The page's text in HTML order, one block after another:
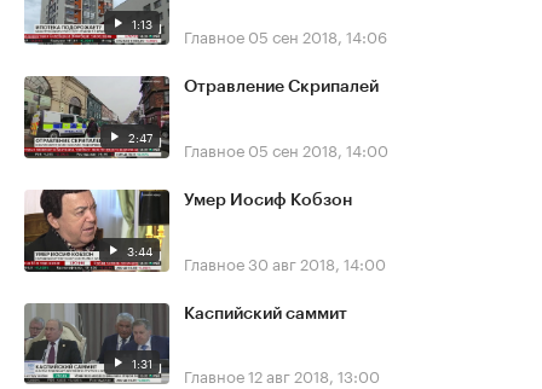
1:13 Главное 05 сен 2018, 14:06
2:47
Отравление Скрипалей
Главное 05 сен 2018, 14:00
3:44
Умер Иосиф Кобзон
Главное30 авг 2018, 14:00
1:31
Каспийский саммит
Главное12 авг 2018, 13:00